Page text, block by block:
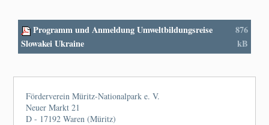
Programm und Anmeldung Umweltbildungsreise
Slowakei Ukraine
876
kB
Förderverein Müritz-Nationalpark e. V.
Neuer Markt 21
D - 17192 Waren (Müritz)